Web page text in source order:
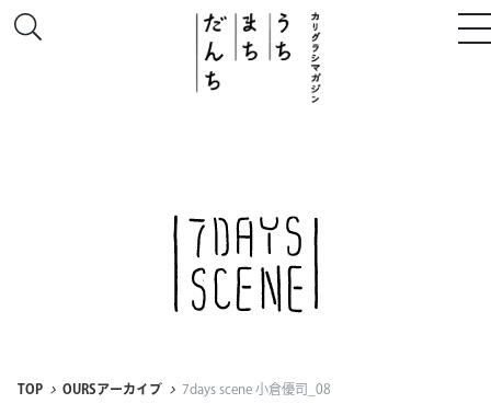
このサイトについて
# うち
# だんち
TOP OURSアーカイブ 7days scene 小倉優司_08